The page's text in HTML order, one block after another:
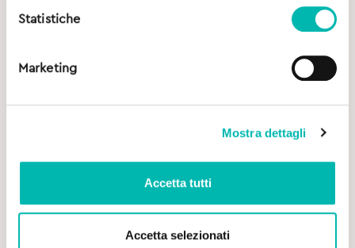
Statistiche
Marketing
Mostra dettagli
Accetta tutti
Accetta selezionati